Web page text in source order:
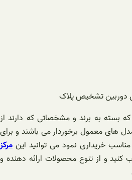
بسته به برند و مشخصاتی که دارند از
های معمول برخوردار می باشند و برای
خریداری نمود می توانید این مرکز
و از تنوع محصولات ارائه دهنده و